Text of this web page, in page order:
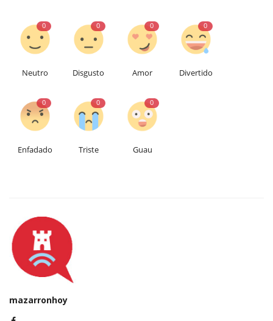
0
Neutro
0
Disgusto
0
Amor
0
Divertido
0
Enfadado
0
Triste
0
Guau
mazarronhoy